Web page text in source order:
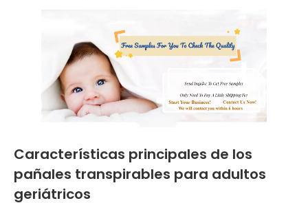
Características principales de los
pañales transpirables para adultos
geriátricos